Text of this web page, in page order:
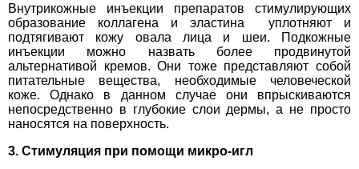
Внутрикожные инъекции препаратов стимулирующих
образование коллагена и эластина уплотняют и
подтягивают кожу овала лица и шеи. Подкожные
инъекции можно назвать более продвинутой
альтернативой кремов. Они тоже представляют собой
питательные вещества, необходимые человеческой
коже. Однако в данном случае они впрыскиваются
непосредственно в глубокие слои дермы, а не просто
наносятся на поверхность.
3. Стимуляция при помощи микро-игл